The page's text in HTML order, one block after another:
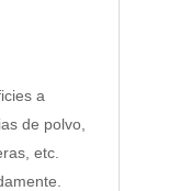
a
de polvo,
etc.